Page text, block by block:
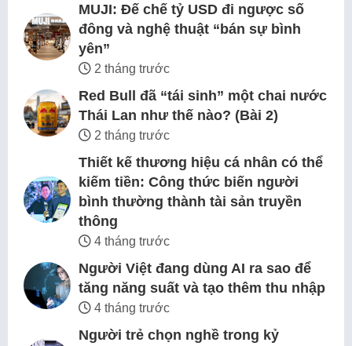
MUJI: Đế chế tỷ USD đi ngược số
đông và nghệ thuật “bán sự bình
yên”
2 tháng trước
Red Bull đã “tái sinh” một chai nước
Thái Lan như thế nào? (Bài 2)
2 tháng trước
Thiết kế thương hiệu cá nhân có thể
kiếm tiền: Công thức biến người
bình thường thành tài sản truyền
thông
4 tháng trước
Người Việt đang dùng AI ra sao để
tăng năng suất và tạo thêm thu nhập
4 tháng trước
Người trẻ chọn nghề trong kỷ